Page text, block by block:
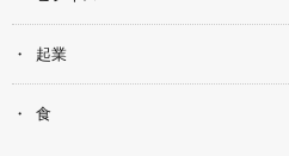
起業
食